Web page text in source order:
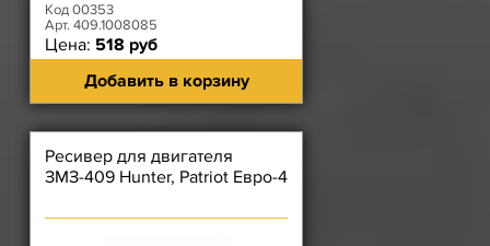
Код 00353
Арт. 409.1008085
Цена: 518 руб
Добавить в корзину
Ресивер для двигателя
ЗМЗ-409 Hunter, Patriot Евро-4